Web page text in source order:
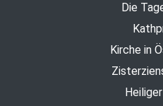
Die
Kirche in